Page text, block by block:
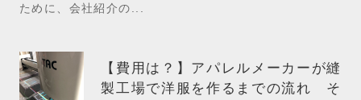
ために、会社紹介の...
【費用は？】アパレルメーカーが縫
製工場で洋服を作るまでの流れ そ